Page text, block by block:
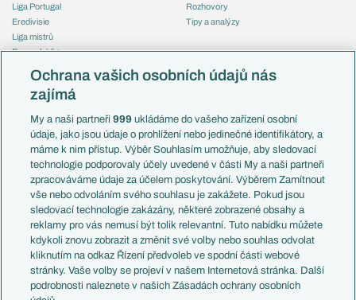
Liga Portugal
Eredivisie
Liga mistrů
Evropská liga
Mistrovství světa
Liga národů
Témata
Představení týmů MS
EuroSkauting
PL v kostce
Evropské koeficienty
Přestupy
Přestupové spekulace
Zranění
Kluby
Arsenal FC
Rozhovory
Tipy a analýzy
Česko
Francie
Itálie
Německo
Španělsko
Argentina
Brazílie
Přestupy
Zápasy
Livescore
Tipovací soutěž
Ochrana vašich osobních údajů nás
zajímá
My a naši partneři999 ukládáme do vašeho zařízení osobní
údaje, jako jsou údaje o prohlížení nebo jedinečné identifikátory, a
máme k nim přístup. Výběr Souhlasím umožňuje, aby sledovací
technologie podporovaly účely uvedené v části My a naši partneři
zpracováváme údaje za účelem poskytování. Výběrem Zamítnout
vše nebo odvoláním svého souhlasu je zakážete. Pokud jsou
sledovací technologie zakázány, některé zobrazené obsahy a
reklamy pro vás nemusí být tolik relevantní. Tuto nabídku můžete
kdykoli znovu zobrazit a změnit své volby nebo souhlas odvolat
kliknutím na odkaz Řízení předvoleb ve spodní části webové
stránky. Vaše volby se projeví v našem Internetová stránka. Další
podrobnosti naleznete v našich Zásadách ochrany osobních